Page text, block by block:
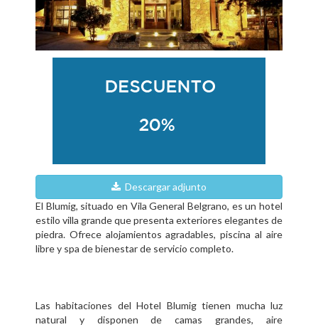
Descargar adjunto
El Blumig, situado en Vila General Belgrano, es un hotel
estilo villa grande que presenta exteriores elegantes de
piedra. Ofrece alojamientos agradables, piscina al aire
libre y spa de bienestar de servicio completo.
Las habitaciones del Hotel Blumig tienen mucha luz
natural y disponen de camas grandes, aire